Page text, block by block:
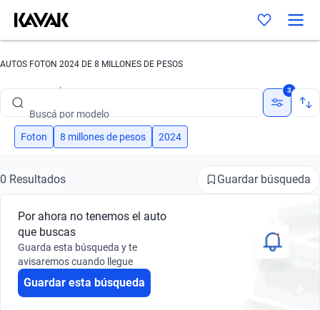
AUTOS FOTON 2024 DE 8 MILLONES DE PESOS
Buscá por versión
Buscá por marca
Buscá por modelo
Buscá por versión
3
Foton 8 millones de pesos 2024
0 Resultados Guardar búsqueda
Por ahora no tenemos el auto
que buscas
Guarda esta búsqueda y te
avisaremos cuando llegue
Guardar esta búsqueda